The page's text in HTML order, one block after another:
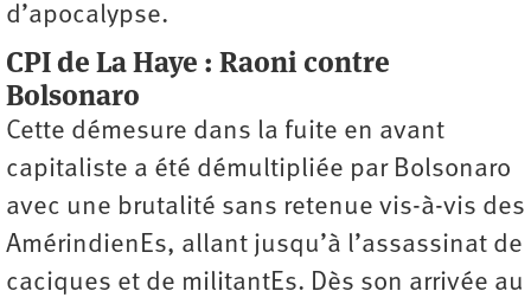
d’apocalypse.
CPI de La Haye : Raoni contre
Bolsonaro
Cette démesure dans la fuite en avant
capitaliste a été démultipliée par Bolsonaro
avec une brutalité sans retenue vis-à-vis des
AmérindienEs, allant jusqu’à l’assassinat de
caciques et de militantEs. Dès son arrivée au